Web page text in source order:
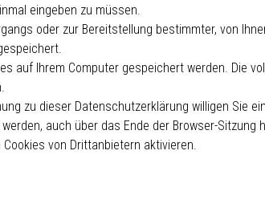
eingeben zu müssen.
oder zur Bereitstellung bestimmter, von
auf Ihrem Computer gespeichert werden. Die
zu dieser Datenschutzerklärung willigen Sie
auch über das Ende der Browser-Sitzung
von Drittanbietern aktivieren.